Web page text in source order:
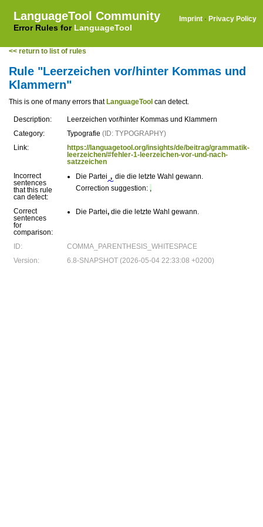
LanguageTool Community
Error Rules for LanguageTool
Imprint · Privacy Policy
<< return to list of rules
Rule "Leerzeichen vor/hinter Kommas und
Klammern"
This is one of many errors that LanguageTool can detect.
Description:
Leerzeichen vor/hinter Kommas und Klammern
Category:
Typografie (ID: TYPOGRAPHY)
Link:
https://languagetool.org/insights/de/beitrag/grammatik-
leerzeichen/#fehler-1-leerzeichen-vor-und-nach-
satzzeichen
Incorrect
sentences
that this rule
can detect:
Die Partei , die die letzte Wahl gewann.
Correction suggestion: ,
Correct
sentences
for
comparison:
Die Partei, die die letzte Wahl gewann.
ID:
COMMA_PARENTHESIS_WHITESPACE
Version:
6.8-SNAPSHOT (2026-05-04 22:33:08 +0200)